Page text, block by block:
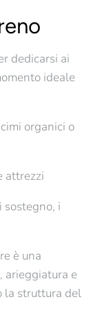
dedicarsi ai
ideale
organici o
attrezzi
i
è una
arieggiatura e
la struttura del